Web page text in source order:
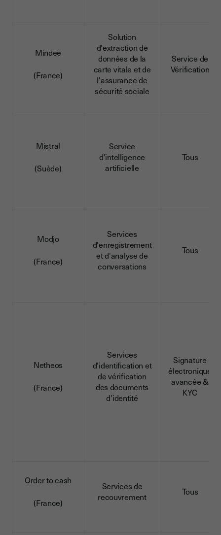
Mindee
(France)
Solution
d'extraction de
données de la
carte vitale et de
l'assurance de
sécurité sociale
Service de
Vérification
Mistral
(Suède)
Service
d'intelligence
artificielle
Tous
Modjo
(France)
Services
d'enregistrement
et d'analyse de
conversations
Tous
Netheos
(France)
Services
d'identification et
de vérification
des documents
d'identité
Signature
électronique
avancée &
KYC
Order to cash
(France)
Services de
recouvrement
Tous